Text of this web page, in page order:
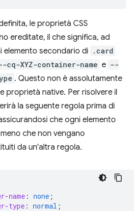
le proprietà CSS
ereditate, il che significa, ad
elemento secondario di
.card
cq-XYZ-container-name e --
. Questo non è assolutamente
proprietà native. Per risolvere il
la seguente regola prima di
che ogni elemento
che non vengano
da un'altra regola.
name : none ;
type : normal ;